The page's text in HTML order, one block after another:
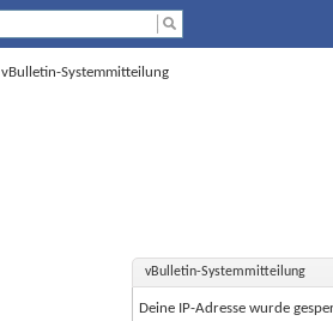
vBulletin-Systemmitteilung
vBulletin-Systemmitteilung
Deine IP-Adresse wurde